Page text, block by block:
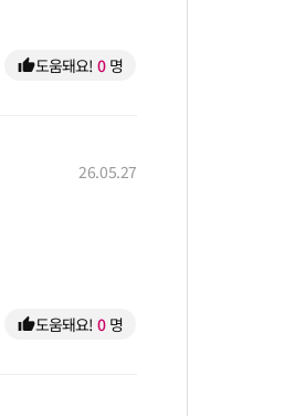
thumb_up도움돼요! 0 명
26.05.27
thumb_up도움돼요! 0 명